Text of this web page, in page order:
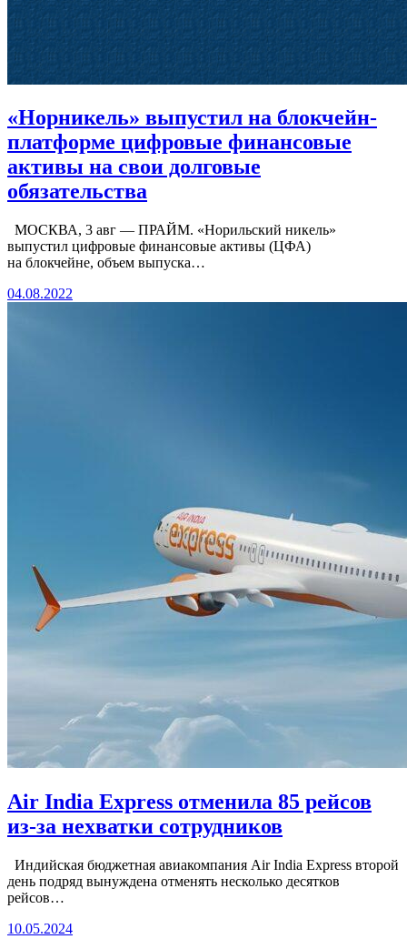
«Норникель» выпустил на блокчейн-
платформе цифровые финансовые
активы на свои долговые
обязательства
МОСКВА, 3 авг — ПРАЙМ. «Норильский никель»
выпустил цифровые финансовые активы (ЦФА)
на блокчейне, объем выпуска…
04.08.2022
Air India Express отменила 85 рейсов
из-за нехватки сотрудников
Индийская бюджетная авиакомпания Air India Express второй
день подряд вынуждена отменять несколько десятков
рейсов…
10.05.2024